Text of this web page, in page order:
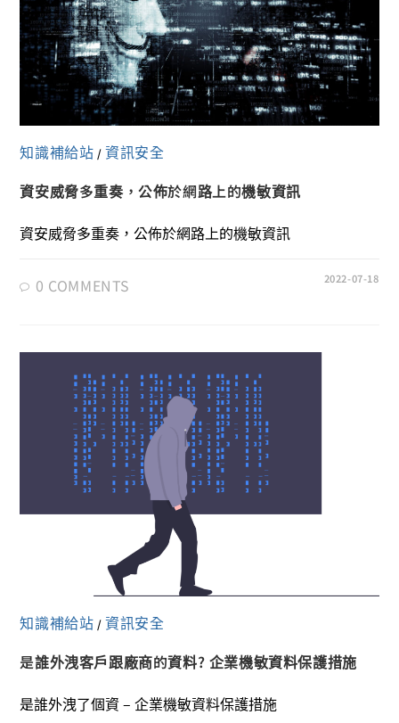
知識補給站 /資訊安全
資安威脅多重奏，公佈於網路上的機敏資訊
資安威脅多重奏，公佈於網路上的機敏資訊
0 COMMENTS 2022-07-18
知識補給站 /資訊安全
是誰外洩客戶跟廠商的資料? 企業機敏資料保護措施
是誰外洩了個資 – 企業機敏資料保護措施